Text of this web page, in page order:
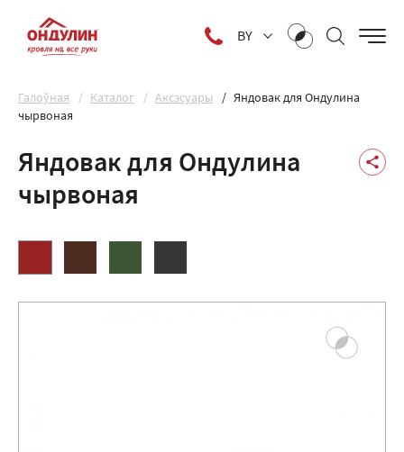
BY
Галоўная Каталог Аксэсуары
Яндовак для Ондулина
чырвоная
Яндовак для Ондулина
чырвоная